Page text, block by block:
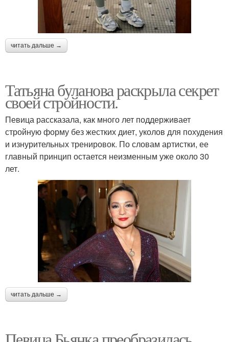
читать дальше →
Татьяна буланова раскрыла секрет
своей стройности.
Певица рассказала, как много лет поддерживает
стройную форму без жестких диет, уколов для похудения
и изнурительных тренировок. По словам артистки, ее
главный принцип остается неизменным уже около 30
лет.
читать дальше →